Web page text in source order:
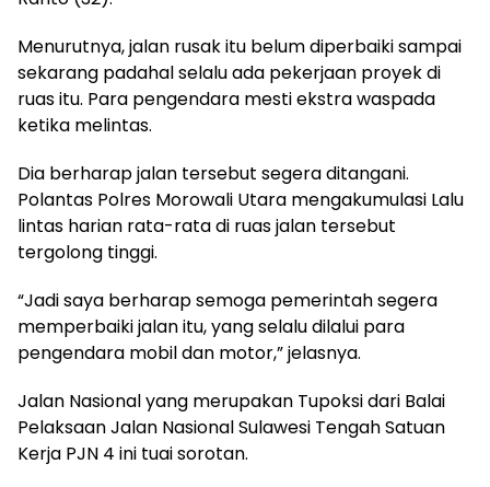
Menurutnya, jalan rusak itu belum diperbaiki sampai
sekarang padahal selalu ada pekerjaan proyek di
ruas itu. Para pengendara mesti ekstra waspada
ketika melintas.
Dia berharap jalan tersebut segera ditangani.
Polantas Polres Morowali Utara mengakumulasi Lalu
lintas harian rata-rata di ruas jalan tersebut
tergolong tinggi.
“Jadi saya berharap semoga pemerintah segera
memperbaiki jalan itu, yang selalu dilalui para
pengendara mobil dan motor,” jelasnya.
Jalan Nasional yang merupakan Tupoksi dari Balai
Pelaksaan Jalan Nasional Sulawesi Tengah Satuan
Kerja PJN 4 ini tuai sorotan.